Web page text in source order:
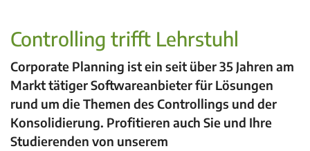
Controlling trifft Lehrstuhl
Corporate Planning ist ein seit über 35 Jahren am
Markt tätiger Softwareanbieter für Lösungen
rund um die Themen des Controllings und der
Konsolidierung. Profitieren auch Sie und Ihre
Studierenden von unserem